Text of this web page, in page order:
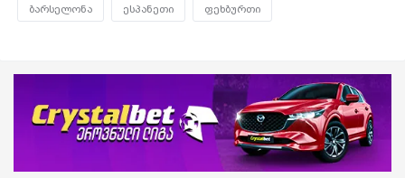
ბარსელონა ესპანეთი ფეხბურთი